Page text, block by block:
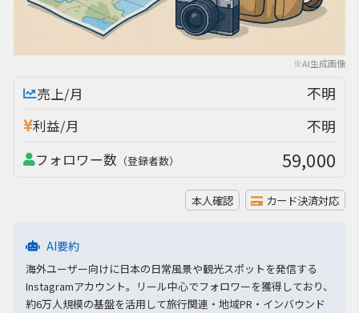
※AI生成画像
売上/月 不明
利益/月 不明
フォロワー数 （登録者数） 59,000
本人確認 カード決済対応
AI要約
海外ユーザー向けに日本の日常風景や観光スポットを発信する
Instagramアカウント。リール中心でフォロワーを獲得しており、
約6万人規模の基盤を活用して旅行関連・地域PR・インバウンド